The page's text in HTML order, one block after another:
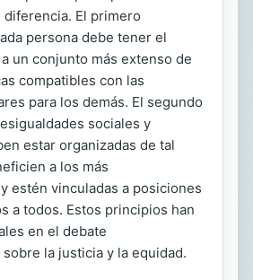
El primero
persona debe tener el
un conjunto más extenso de
compatibles con las
para los demás. El segundo
sociales y
estar organizadas de tal
a los más
estén vinculadas a posiciones
a todos. Estos principios han
en el debate
la justicia y la equidad.